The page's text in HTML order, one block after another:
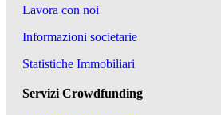
Lavora con noi
Informazioni societarie
Statistiche Immobiliari
Servizi Crowdfunding